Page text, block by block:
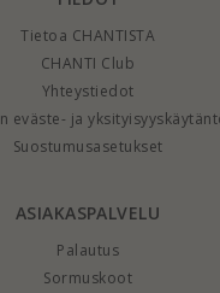
Tietoa CHANTISTA
CHANTI Club
Yhteystiedot
eväste- ja
Suostumusasetukset
ASIAKASPALVELU
Palautus
Sormuskoot